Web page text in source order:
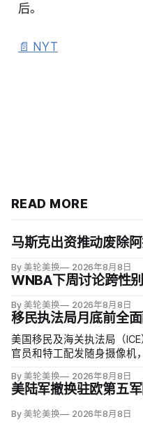
后。
📄 NYT
READ MORE
马斯克出资推动废除
By 美轮美换 2026年8月8日
WNBA下周讨论跨性
By 美轮美换 2026年8月8日
移民执法局月底前全
美国移民及海关执法局（
官员和特工配发随身摄像机
代理局长戴维·文图雷拉（
重伤或死亡的录像若影响调
By 美轮美换 2026年8月8日
美陆军撤换驻欧第五
By 美轮美换 2026年8月8日